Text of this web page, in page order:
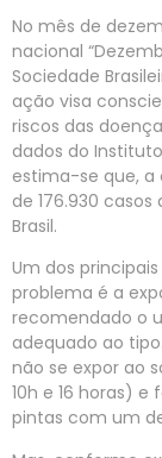
No mês de
nacional
Sociedade
ação visa
riscos das
dados do
estima-se que, a
de 176.930
Brasil.
Um dos
problema é a
recomendado o
adequado ao
não se expor ao
10h e 16 horas)
pintas com um